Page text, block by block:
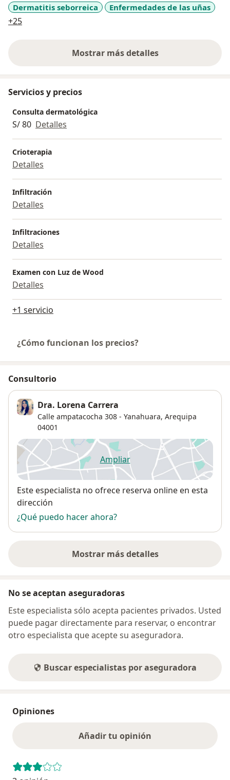
Dermatitis seborreica
Enfermedades de las uñas
+25a11y_sr_more_diseases
Mostrar más detalles
sobre la experiencia
Servicios y precios
Consulta dermatológica
S/ 80 Detalles
Crioterapia
Detalles
Infiltración
Detalles
Infiltraciones
Detalles
Examen con Luz de Wood
Detalles
+1 servicio
¿Cómo funcionan los precios?
Consultorio
Dra. Lorena Carrera
Calle ampatacocha 308 - Yanahuara, Arequipa
04001
Ampliarse abre en una nueva
Disponibilidad
Este especialista no ofrece reserva online en esta
dirección
¿Qué puedo hacer ahora?
Mostrar más detalles
sobre la dirección
No se aceptan aseguradoras
Este especialista sólo acepta pacientes privados. Usted
puede pagar directamente para reservar, o encontrar
otro especialista que acepte su aseguradora.
Buscar especialistas por aseguradora
Opiniones
Añadir tu opinión